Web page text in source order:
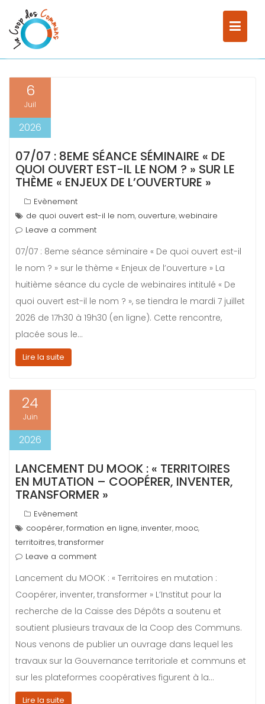
CATÉGORIE :
Home Evènement
6
Juil
2026
07/07 : 8EME SÉANCE SÉMINAIRE « DE
QUOI OUVERT EST-IL LE NOM ? » SUR LE
THÈME « ENJEUX DE L’OUVERTURE »
Evènement
de quoi ouvert est-il le nom, ouverture,webinaire
Leave a comment
07/07 : 8eme séance séminaire « De quoi ouvert est-il
le nom ? » sur le thème « Enjeux de l’ouverture » La
huitième séance du cycle de webinaires intitulé « De
quoi ouvert est-il le nom ? », se tiendra le mardi 7 juillet
2026 de 17h30 à 19h30 (en ligne). Cette rencontre,
placée sous le…
Lire la suite
24
Juin
2026
LANCEMENT DU MOOK : « TERRITOIRES
EN MUTATION – COOPÉRER, INVENTER,
TRANSFORMER »
Evènement
coopérer,formation en ligne, inventer, mooc,
territoitres,transformer
Leave a comment
Lancement du MOOK : « Territoires en mutation :
Coopérer, inventer, transformer » L’Institut pour la
recherche de la Caisse des Dépôts a soutenu et
soutient plusieurs travaux de la Coop des Communs.
Nous venons de publier un ouvrage dans lequel les
travaux sur la Gouvernance territoriale et communs et
sur les plateformes coopératives figurent à la…
Lire la suite